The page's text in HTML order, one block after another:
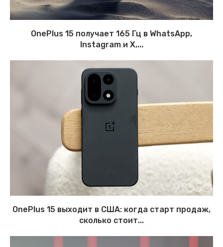
OnePlus 15 получает 165 Гц в WhatsApp,
Instagram и X,...
OnePlus 15 выходит в США: когда старт продаж,
сколько стоит...